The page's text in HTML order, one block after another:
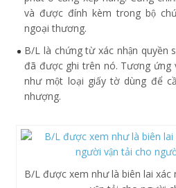
và được đính kèm trong bộ
ngoại thương.
B/L là chứng từ xác nhận quyền
đã được ghi trên nó. Tương ứng
như một loại giấy tờ dùng để
nhượng.
B/L được xem như là biên lai xác